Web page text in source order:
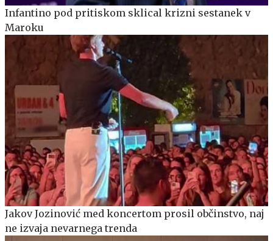
Infantino pod pritiskom sklical krizni sestanek v
Maroku
Jakov Jozinović med koncertom prosil občinstvo, naj
ne izvaja nevarnega trenda